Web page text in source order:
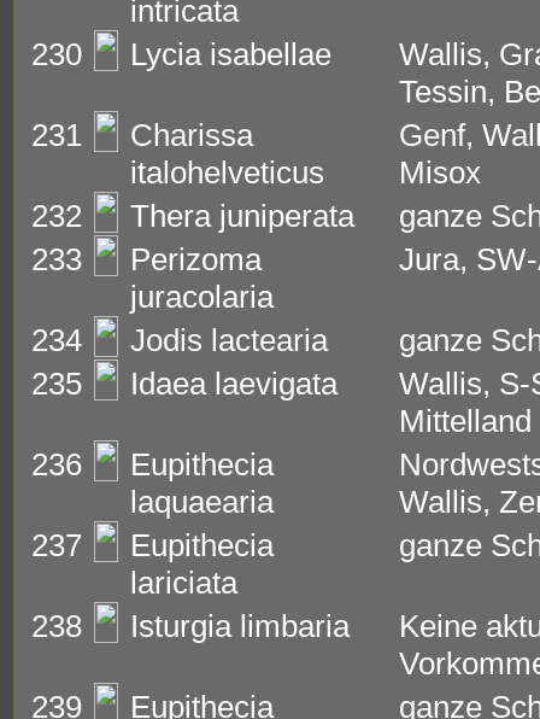
intricata
230 Lycia isabellae
Wallis,
Tessin,
231
Charissa
italohelveticus
Genf,
Misox
232
Thera juniperata
ganze
233
Perizoma
juracolaria
Jura,
234 Jodis lactearia
ganze
235
Idaea laevigata
Wallis, S-
Mittelland
236
Eupithecia
laquaearia
Wallis,
237
Eupithecia
lariciata
ganze
238 Isturgia limbaria
Keine
239
Eupithecia ganze